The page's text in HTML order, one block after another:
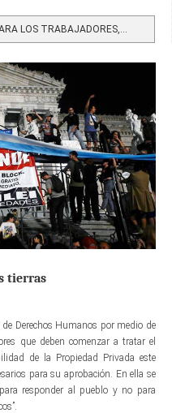
LOS TRABAJADORES,...
tierras
Derechos Humanos por medio de
que deben comenzar a tratar el
de la Propiedad Privada este
para su aprobación. En ella se
responder al pueblo y no para